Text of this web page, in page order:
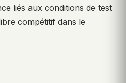
liés aux conditions de test
compétitif dans le